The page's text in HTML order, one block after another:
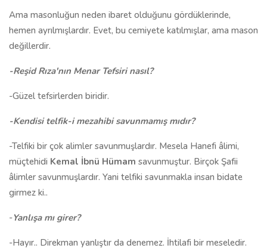
Ama masonluğun neden ibaret olduğunu gördüklerinde,
hemen ayrılmışlardır. Evet, bu cemiyete katılmışlar, ama mason
değillerdir.
-Reşid Rıza'nın Menar Tefsiri nasıl?
-Güzel tefsirlerden biridir.
-Kendisi telfik-i mezahibi savunmamış mıdır?
-Telfiki bir çok alimler savunmuşlardır. Mesela Hanefi âlimi,
müçtehidi Kemal İbnü Hümam savunmuştur. Birçok Şafii
âlimler savunmuşlardır. Yani telfiki savunmakla insan bidate
girmez ki..
-Yanlışa mı girer?
-Hayır.. Direkman yanlıştır da denemez. İhtilafi bir meseledir.